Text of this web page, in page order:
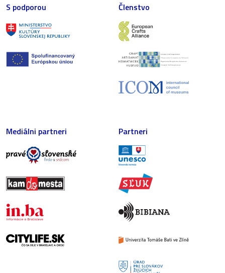
S podporou Členstvo
Mediálni partneri Partneri